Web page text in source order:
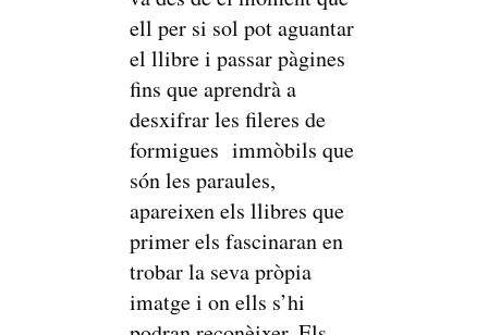
ell per si sol pot aguantar
el llibre i passar pàgines
fins que aprendrà a
desxifrar les fileres de
formigues immòbils que
són les paraules,
apareixen els llibres que
primer els fascinaran en
trobar la seva pròpia
imatge i on ells s’hi